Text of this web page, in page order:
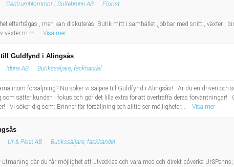
Centrumblommor i Sollebrunn AB Florist
efterfrågas , men kan diskuteras. Butik mitt i samhället ,jobbar med snitt , växter ,
växter m.m.
Visa mer
Guldfynd i Alingsås
Iduna AB Butikssäljare, fackhandel
inom försäljning? Nu söker vi säljare till Guldfynd i Alingsås! Är du en driven och
som sätter kunden i fokus och gör det lilla extra för att överträffa deras
Vi söker dig som: Brinner för försäljning och alltid ser möjligheter...
Visa mer
Ur & Penn AB Butikssäljare, fackhandel
utmaning där du får möjlighet att utvecklas och vara med och direkt påverka